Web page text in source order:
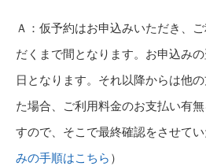
Ａ：仮予約はお申込みいただき、
だくまで間となります。お申込み
日となります。それ以降からは他
た場合、ご利用料金のお支払い有
すので、そこで最終確認をさせて
みの手順はこちら ）